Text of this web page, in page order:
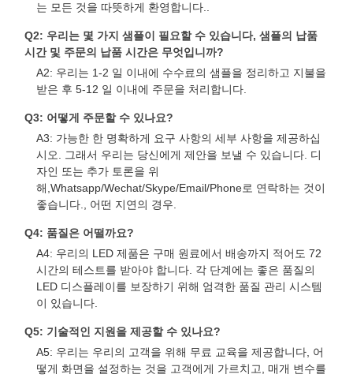
는 모든 것을 따뜻하게 환영합니다..
Q2: 우리는 몇 가지 샘플이 필요할 수 있습니다, 샘플의 납품
시간 및 주문의 납품 시간은 무엇입니까?
A2: 우리는 1-2 일 이내에 수수료의 샘플을 정리하고 지불을
받은 후 5-12 일 이내에 주문을 처리합니다.
Q3: 어떻게 주문할 수 있나요?
A3: 가능한 한 명확하게 요구 사항의 세부 사항을 제공하십
시오. 그래서 우리는 당신에게 제안을 보낼 수 있습니다. 디
자인 또는 추가 토론을 위
해,Whatsapp/Wechat/Skype/Email/Phone로 연락하는 것이
좋습니다., 어떤 지연의 경우.
Q4: 품질은 어떨까요?
A4: 우리의 LED 제품은 구매 원료에서 배송까지 적어도 72
시간의 테스트를 받아야 합니다. 각 단계에는 좋은 품질의
LED 디스플레이를 보장하기 위해 엄격한 품질 관리 시스템
이 있습니다.
Q5: 기술적인 지원을 제공할 수 있나요?
A5: 우리는 우리의 고객을 위해 무료 교육을 제공합니다, 어
떻게 화면을 설정하는 것을 고객에게 가르치고, 매개 변수를